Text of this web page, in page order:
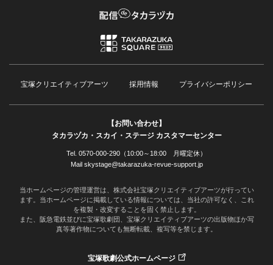
宝塚クリエイティブアーツ 採用情報 プライバシーポリシー
【お問い合わせ】
タカラヅカ・スカイ・ステージ カスタマーセンター
Tel. 0570-000-290（10:00～18:00 月曜定休）
Mail skystage@takarazuka-revue-support.jp
当ホームページの管理運営は、株式会社宝塚クリエイティブアーツが行ってい
ます。当ホームページに掲載している情報については、当社の許可なく、これ
を複製・改変することを固く禁止します。
また、阪急電鉄並びに宝塚歌劇団、宝塚クリエイティブアーツの出版物ほか写
真等著作物についても無断転載、複写等を禁じます。
宝塚歌劇公式ホームページ